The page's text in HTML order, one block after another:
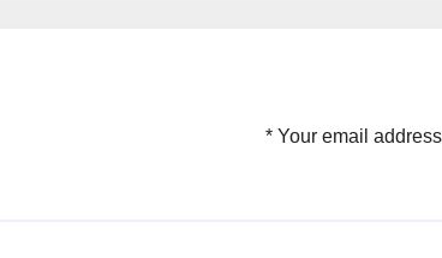
Your email
*